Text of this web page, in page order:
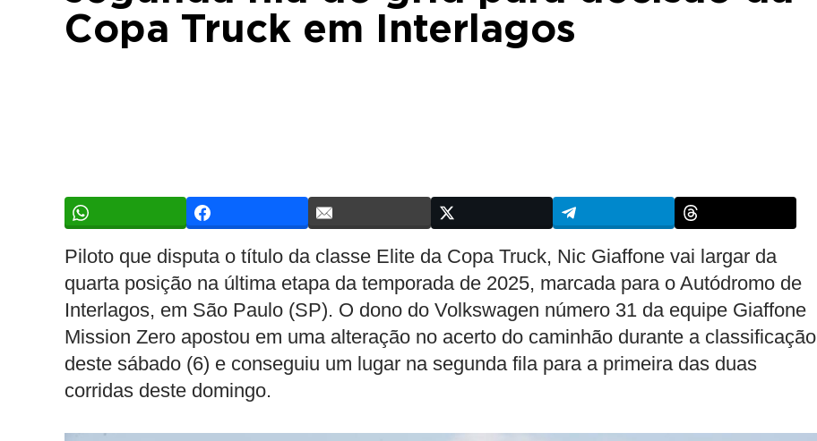
Copa Truck em Interlagos
Piloto que disputa o título da classe Elite da Copa Truck, Nic Giaffone vai largar da
quarta posição na última etapa da temporada de 2025, marcada para o Autódromo de
Interlagos, em São Paulo (SP). O dono do Volkswagen número 31 da equipe Giaffone
Mission Zero apostou em uma alteração no acerto do caminhão durante a classificação
deste sábado (6) e conseguiu um lugar na segunda fila para a primeira das duas
corridas deste domingo.